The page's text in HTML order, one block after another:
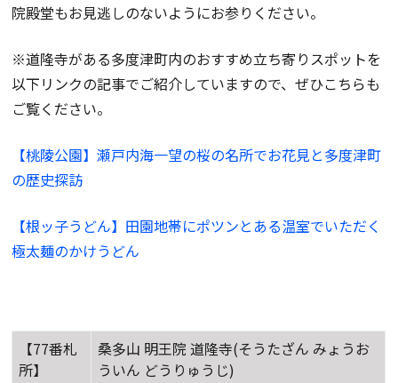
院殿堂もお見逃しのないようにお参りください。
※道隆寺がある多度津町内のおすすめ立ち寄りスポットを
以下リンクの記事でご紹介していますので、ぜひこちらも
ご覧ください。
【桃陵公園】瀬戸内海一望の桜の名所でお花見と多度津町
の歴史探訪
【根ッ子うどん】田園地帯にポツンとある温室でいただく
極太麺のかけうどん
【77番札
所】
桑多山 明王院 道隆寺(そうたざん みょうお
ういん どうりゅうじ)